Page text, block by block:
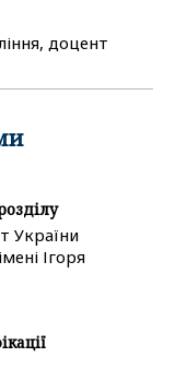
доцент
України
Ігоря